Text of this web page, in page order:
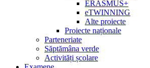
ERASMUS+
eTWINNING
Alte proiecte
Proiecte naționale
Parteneriate
Săptămâna verde
Activități școlare